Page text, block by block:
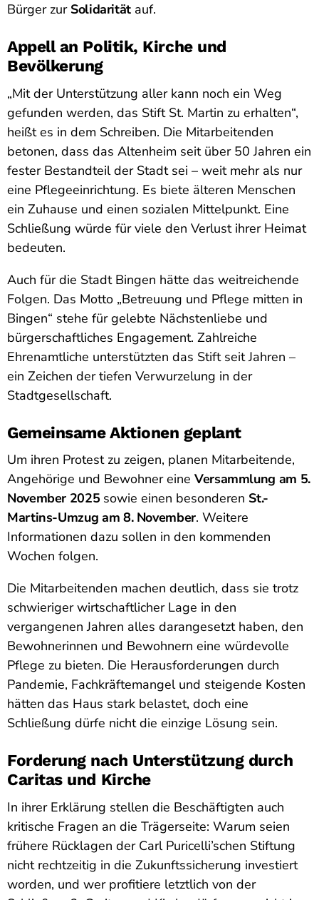
Bürger zur Solidarität auf.
Appell an Politik, Kirche und
Bevölkerung
„Mit der Unterstützung aller kann noch ein Weg
gefunden werden, das Stift St. Martin zu erhalten“,
heißt es in dem Schreiben. Die Mitarbeitenden
betonen, dass das Altenheim seit über 50 Jahren ein
fester Bestandteil der Stadt sei – weit mehr als nur
eine Pflegeeinrichtung. Es biete älteren Menschen
ein Zuhause und einen sozialen Mittelpunkt. Eine
Schließung würde für viele den Verlust ihrer Heimat
bedeuten.
Auch für die Stadt Bingen hätte das weitreichende
Folgen. Das Motto „Betreuung und Pflege mitten in
Bingen“ stehe für gelebte Nächstenliebe und
bürgerschaftliches Engagement. Zahlreiche
Ehrenamtliche unterstützten das Stift seit Jahren –
ein Zeichen der tiefen Verwurzelung in der
Stadtgesellschaft.
Gemeinsame Aktionen geplant
Um ihren Protest zu zeigen, planen Mitarbeitende,
Angehörige und Bewohner eine Versammlung am 5.
November 2025 sowie einen besonderen St.-
Martins-Umzug am 8. November. Weitere
Informationen dazu sollen in den kommenden
Wochen folgen.
Die Mitarbeitenden machen deutlich, dass sie trotz
schwieriger wirtschaftlicher Lage in den
vergangenen Jahren alles darangesetzt haben, den
Bewohnerinnen und Bewohnern eine würdevolle
Pflege zu bieten. Die Herausforderungen durch
Pandemie, Fachkräftemangel und steigende Kosten
hätten das Haus stark belastet, doch eine
Schließung dürfe nicht die einzige Lösung sein.
Forderung nach Unterstützung durch
Caritas und Kirche
In ihrer Erklärung stellen die Beschäftigten auch
kritische Fragen an die Trägerseite: Warum seien
frühere Rücklagen der Carl Puricelli’schen Stiftung
nicht rechtzeitig in die Zukunftssicherung investiert
worden, und wer profitiere letztlich von der